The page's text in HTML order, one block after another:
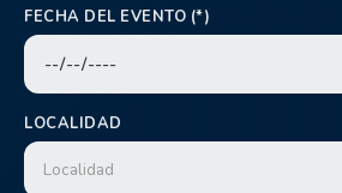
FECHA DEL EVENTO (*)
LOCALIDAD